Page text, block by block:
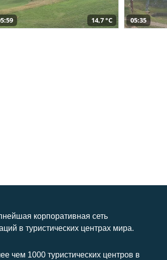
14,7 °C 05:35
корпоративная сеть
в туристических центрах мира.
чем 1000 туристических центров в